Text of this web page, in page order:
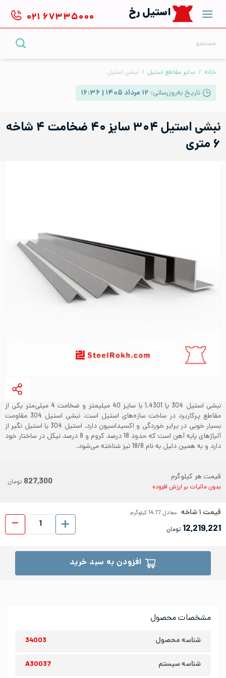
content
استیل رخ ۰۲۱ ۶۷۳۳۵۰۰۰
خانه / سایر مقاطع استیل / نبشی استیل
تاریخ به‌روزرسانی: ۱۲ مرداد ۱۴۰۵ | ۱۶:۳۶
مشخصات محصول
شناسه محصول 34003
شناسه سیستم A30037
نبشی استیل ۳۰۴ سایز ۴۰ ضخامت ۴ شاخه
۶ متری
نبشی استیل 304 یا 1.4301 با سایز 40 میلیمتر و ضخامت 4 میلی‌متر یکی از
مقاطع پرکاربرد در ساخت سازه‌های استیل است. نبشی استیل 304 مقاومت
بسیار خوبی در برابر خوردگی و اکسیداسیون دارد. استیل 304 یا استیل نگیر از
آلیاژهای پایه آهن است که حدود 18 درصد کروم و 8 درصد نیکل در ساختار خود
دارد و به همین دلیل به نام 18/8 نیز شناخته می‌شود.
قیمت هر کیلوگرم
بدون مالیات بر ارزش افزوده 827,300 تومان
قیمت ۱شاخه معادل14.77 کیلوگرم
12,219,221 تومان
نبشی
افزودن به سبد خرید